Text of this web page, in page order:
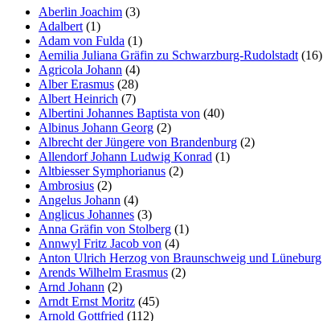
Aberlin Joachim (3)
Adalbert (1)
Adam von Fulda (1)
Aemilia Juliana Gräfin zu Schwarzburg-Rudolstadt (16)
Agricola Johann (4)
Alber Erasmus (28)
Albert Heinrich (7)
Albertini Johannes Baptista von (40)
Albinus Johann Georg (2)
Albrecht der Jüngere von Brandenburg (2)
Allendorf Johann Ludwig Konrad (1)
Altbiesser Symphorianus (2)
Ambrosius (2)
Angelus Johann (4)
Anglicus Johannes (3)
Anna Gräfin von Stolberg (1)
Annwyl Fritz Jacob von (4)
Anton Ulrich Herzog von Braunschweig und Lüneburg
Arends Wilhelm Erasmus (2)
Arnd Johann (2)
Arndt Ernst Moritz (45)
Arnold Gottfried (112)
Marketing
Indem Sie uns Ihre
Interessen und Ihr
Verhalten beim
Besuch unserer
Website mitteilen,
erhöhen Sie die
Wahrscheinlichkeit,
personalisierte
Inhalte und
Angebote zu sehen.